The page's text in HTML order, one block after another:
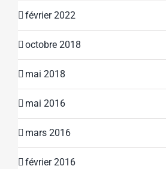
février 2022
octobre 2018
mai 2018
mai 2016
mars 2016
février 2016